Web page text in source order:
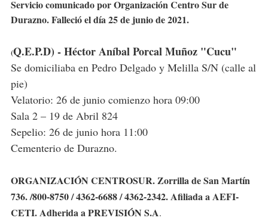
Servicio comunicado por Organización Centro Sur de
Durazno. Falleció el día 25 de junio de 2021.
(Q.E.P.D) - Héctor Aníbal Porcal Muñoz "Cucu"
Se domiciliaba en Pedro Delgado y Melilla S/N (calle al
pie)
Velatorio: 26 de junio comienzo hora 09:00
Sala 2 – 19 de Abril 824
Sepelio: 26 de junio hora 11:00
Cementerio de Durazno.
ORGANIZACIÓN CENTROSUR. Zorrilla de San Martín
736. /800-8750 / 4362-6688 / 4362-2342. Afiliada a AEFI-
CETI. Adherida a PREVISIÓN S.A.